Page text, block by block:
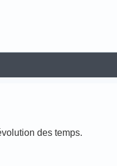
des temps.